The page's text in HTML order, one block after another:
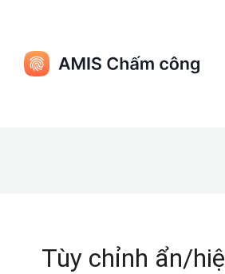
Tùy chỉnh ẩn/